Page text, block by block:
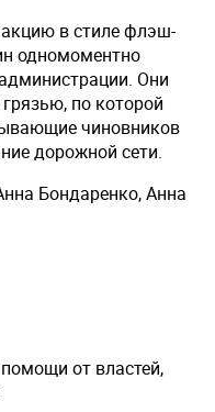
в стиле флэш-
одномоментно
Они
по которой
чиновников
дорожной сети.
Бондаренко, Анна
от властей,